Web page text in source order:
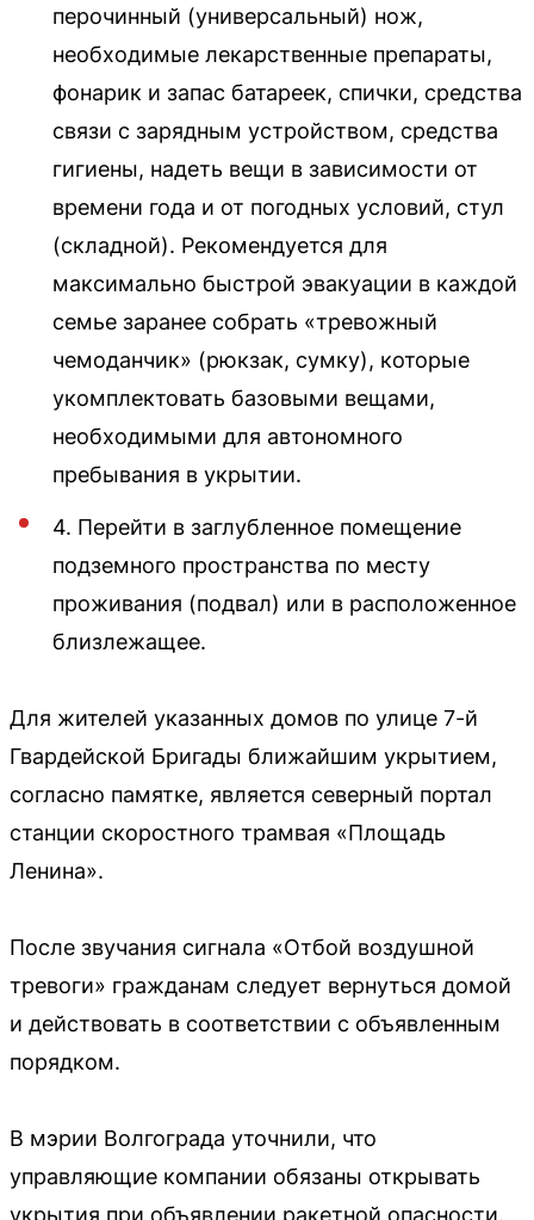
перочинный (универсальный) нож,
необходимые лекарственные препараты,
фонарик и запас батареек, спички, средства
связи с зарядным устройством, средства
гигиены, надеть вещи в зависимости от
времени года и от погодных условий, стул
(складной). Рекомендуется для
максимально быстрой эвакуации в каждой
семье заранее собрать «тревожный
чемоданчик» (рюкзак, сумку), которые
укомплектовать базовыми вещами,
необходимыми для автономного
пребывания в укрытии.
4. Перейти в заглубленное помещение
подземного пространства по месту
проживания (подвал) или в расположенное
близлежащее.
Для жителей указанных домов по улице 7-й
Гвардейской Бригады ближайшим укрытием,
согласно памятке, является северный портал
станции скоростного трамвая «Площадь
Ленина».
После звучания сигнала «Отбой воздушной
тревоги» гражданам следует вернуться домой
и действовать в соответствии с объявленным
порядком.
В мэрии Волгограда уточнили, что
управляющие компании обязаны открывать
укрытия при объявлении ракетной опасности.